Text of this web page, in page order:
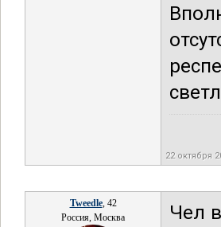
22 октября
Tweedle, 42
Россия, Москва
Чел